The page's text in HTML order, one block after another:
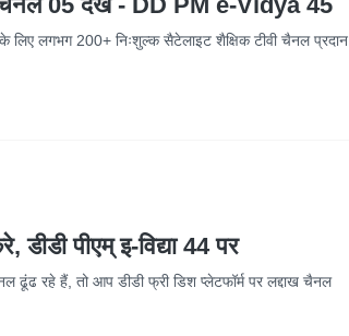
लिए लगभग 200+ निःशुल्क सैटेलाइट शैक्षिक टीवी चैनल प्रदान
पीएम् इ-विद्या 44 पर
ढूंढ रहे हैं, तो आप डीडी फ्री डिश प्लेटफॉर्म पर लद्दाख चैनल